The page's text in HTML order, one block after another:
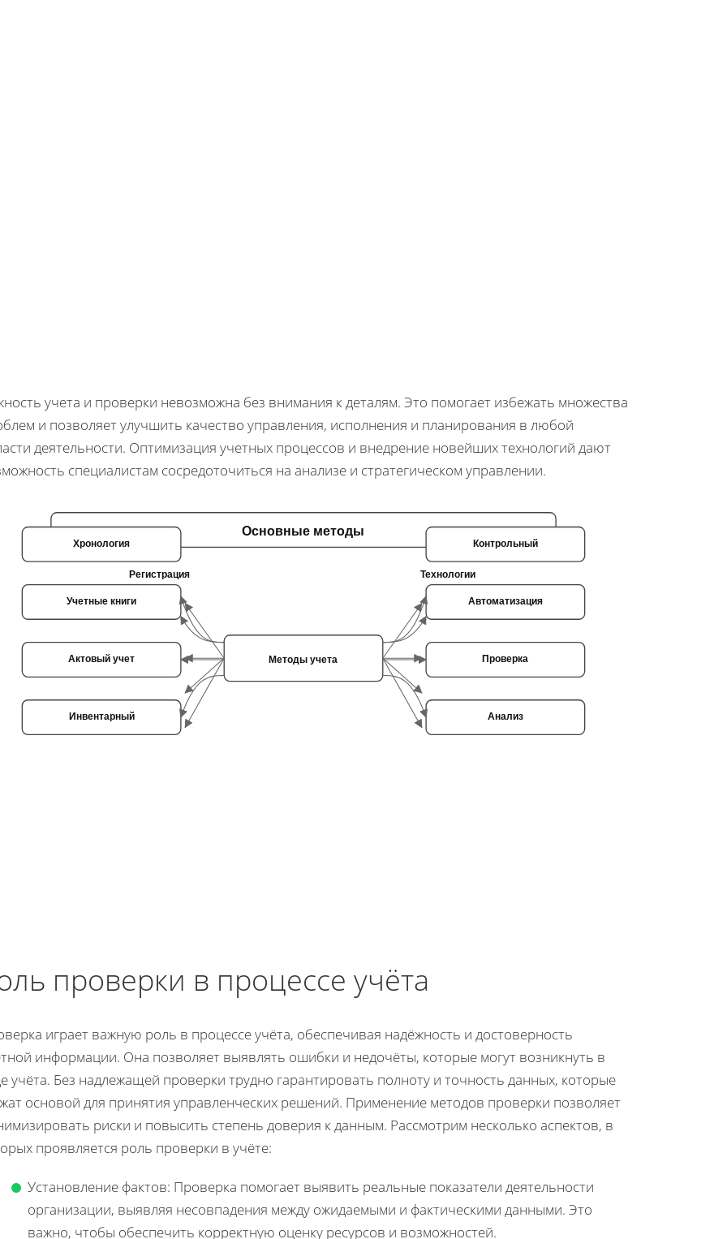
учета и проверки невозможна без внимания к деталям. Это помогает избежать множества
и позволяет улучшить качество управления, исполнения и планирования в любой
деятельности. Оптимизация учетных процессов и внедрение новейших технологий дают
специалистам сосредоточиться на анализе и стратегическом управлении.
Основные методы
Методы учета
Хронология
Учетные книги
Актовый учет
Инвентарный
Контрольный
Автоматизация
Проверка
Анализ
Регистрация Технологии
проверки в процессе учёта
играет важную роль в процессе учёта, обеспечивая надёжность и достоверность
информации. Она позволяет выявлять ошибки и недочёты, которые могут возникнуть в
учёта. Без надлежащей проверки трудно гарантировать полноту и точность данных, которые
основой для принятия управленческих решений. Применение методов проверки позволяет
риски и повысить степень доверия к данным. Рассмотрим несколько аспектов, в
проявляется роль проверки в учёте:
Установление фактов: Проверка помогает выявить реальные показатели деятельности
организации, выявляя несовпадения между ожидаемыми и фактическими данными. Это
важно, чтобы обеспечить корректную оценку ресурсов и возможностей.